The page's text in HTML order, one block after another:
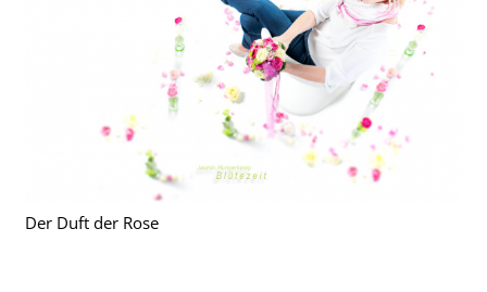
Der Duft der Rose